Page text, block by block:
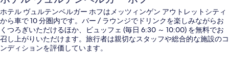
ホテル ヴュルテンベルガー ホフはメッツィンゲン アウトレットシティ
から車で 10 分圏内です。バー / ラウンジでドリンクを楽しみながらお
くつろぎいただけるほか、ビュッフェ (毎日 6:30 ～ 10:00) を無料でお
召し上がりいただけます。旅行者は親切なスタッフや総合的な施設のコ
ンディションを評価しています。